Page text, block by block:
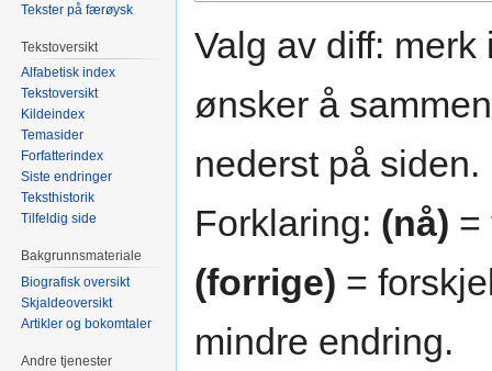
Valg av diff:
ønsker å
nederst på siden.
Forklaring: (nå) =
(forrige) =
mindre endring.
Tekster på færøysk
Tekstoversikt
Alfabetisk index
Tekstoversikt
Kildeindex
Temasider
Forfatterindex
Siste endringer
Teksthistorik
Tilfeldig side
Bakgrunnsmateriale
Biografisk oversikt
Skjaldeoversikt
Artikler og bokomtaler
Andre tjenester